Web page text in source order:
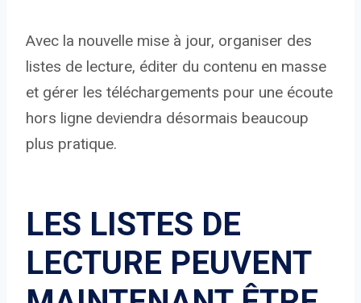
Avec la nouvelle mise à jour, organiser des
listes de lecture, éditer du contenu en masse
et gérer les téléchargements pour une écoute
hors ligne deviendra désormais beaucoup
plus pratique.
LES LISTES DE
LECTURE PEUVENT